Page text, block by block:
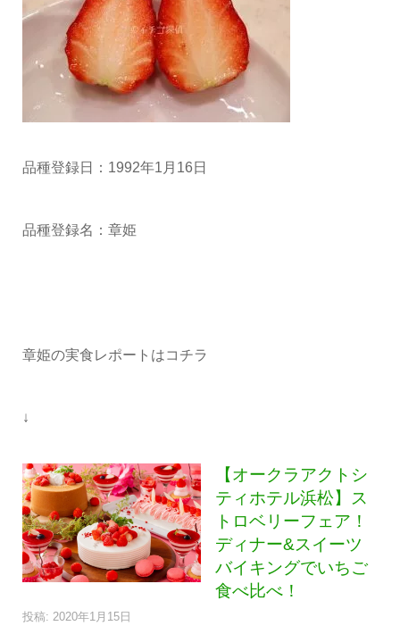
品種登録日：1992年1月16日
品種登録名：章姫
章姫の実食レポートはコチラ
↓
【オークラアクトシ
ティホテル浜松】ス
トロベリーフェア！
ディナー&スイーツ
バイキングでいちご
食べ比べ！
投稿: 2020年1月15日